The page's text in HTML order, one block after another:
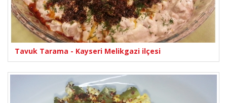
Tavuk Tarama - Kayseri Melikgazi ilçesi